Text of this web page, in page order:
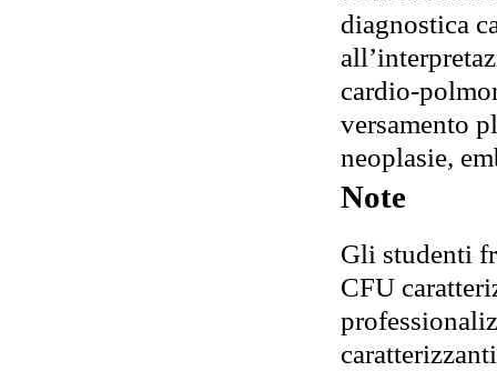
diagnostica
cardio-
versamento
neoplasie,
Note
Gli studenti
CFU